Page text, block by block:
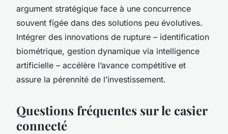
argument stratégique face à une concurrence
souvent figée dans des solutions peu évolutives.
Intégrer des innovations de rupture – identification
biométrique, gestion dynamique via intelligence
artificielle – accélère l’avance compétitive et
assure la pérennité de l’investissement.
Questions fréquentes sur le casier
connecté